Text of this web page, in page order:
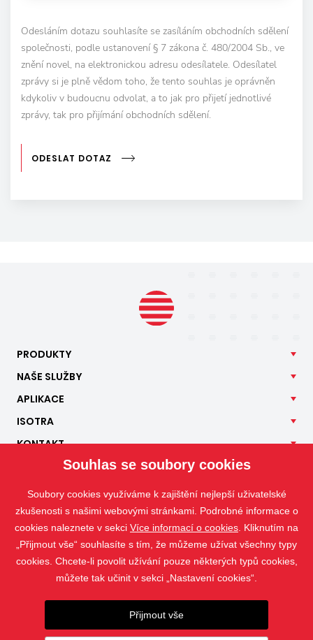
Odesláním dotazu souhlasíte se zasíláním obchodních sdělení
společnosti, podle ustanovení § 7 zákona č. 480/2004 Sb., ve
znění novel, na elektronickou adresu odesílatele. Odesílatel
zprávy si je plně vědom toho, že tento souhlas je oprávněn
kdykoliv v budoucnu odvolat, a to jak pro přijetí jednotlivé
zprávy, tak pro přijímání obchodních sdělení.
ODESLAT DOTAZ
PRODUKTY
NAŠE SLUŽBY
APLIKACE
ISOTRA
KONTAKT
Fotografie jsou chráněny autorským právem a jejich stahování nebo
Souhlas se soubory cookies
Soubory cookies využíváme k zajištění nejlepší uživatelské
zkušenosti s našimi webovými stránkami. Podrobné informace o
cookies naleznete v sekci Více informací o cookies . Kliknutím na
„Přijmout vše“ souhlasíte s tím, že můžeme užívat všechny typy
cookies. Chcete-li povolit užívání pouze některých typů cookies,
můžete tak učinit v sekci „Nastavení cookies“.
Přijmout vše